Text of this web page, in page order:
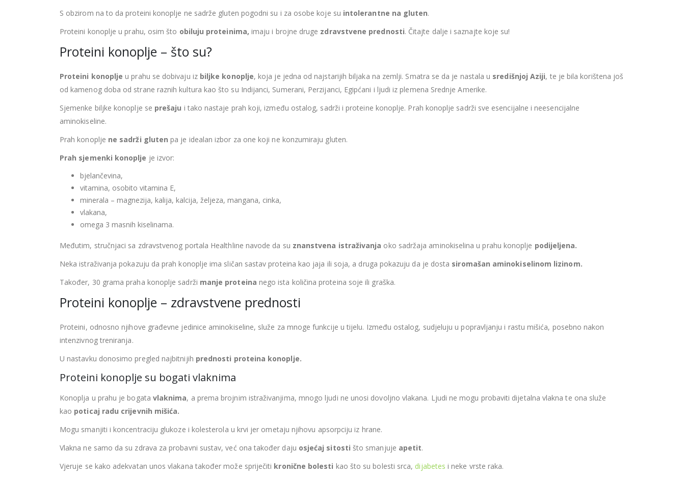
S obzirom na to da proteini konoplje ne sadrže gluten pogodni su i za osobe koje su intolerantne na gluten.
Proteini konoplje u prahu, osim što obiluju proteinima, imaju i brojne druge zdravstvene prednosti. Čitajte dalje i saznajte koje su!
Proteini konoplje – što su?
Proteini konoplje u prahu se dobivaju iz biljke konoplje, koja je jedna od najstarijih biljaka na zemlji. Smatra se da je nastala u središnjoj Aziji, te je bila korištena još
od kamenog doba od strane raznih kultura kao što su Indijanci, Sumerani, Perzijanci, Egipćani i ljudi iz plemena Srednje Amerike.
Sjemenke biljke konoplje se prešaju i tako nastaje prah koji, između ostalog, sadrži i proteine konoplje. Prah konoplje sadrži sve esencijalne i neesencijalne
aminokiseline.
Prah konoplje ne sadrži gluten pa je idealan izbor za one koji ne konzumiraju gluten.
Prah sjemenki konoplje je izvor:
bjelančevina,
vitamina, osobito vitamina E,
minerala – magnezija, kalija, kalcija, željeza, mangana, cinka,
vlakana,
omega 3 masnih kiselinama.
Međutim, stručnjaci sa zdravstvenog portala Healthline navode da su znanstvena istraživanja oko sadržaja aminokiselina u prahu konoplje podijeljena.
Neka istraživanja pokazuju da prah konoplje ima sličan sastav proteina kao jaja ili soja, a druga pokazuju da je dosta siromašan aminokiselinom lizinom.
Također, 30 grama praha konoplje sadrži manje proteina nego ista količina proteina soje ili graška.
Proteini konoplje – zdravstvene prednosti
Proteini, odnosno njihove građevne jedinice aminokiseline, služe za mnoge funkcije u tijelu. Između ostalog, sudjeluju u popravljanju i rastu mišića, posebno nakon
intenzivnog treniranja.
U nastavku donosimo pregled najbitnijih prednosti proteina konoplje.
Proteini konoplje su bogati vlaknima
Konoplja u prahu je bogata vlaknima, a prema brojnim istraživanjima, mnogo ljudi ne unosi dovoljno vlakana. Ljudi ne mogu probaviti dijetalna vlakna te ona služe
kao poticaj radu crijevnih mišića.
Mogu smanjiti i koncentraciju glukoze i kolesterola u krvi jer ometaju njihovu apsorpciju iz hrane.
Vlakna ne samo da su zdrava za probavni sustav, već ona također daju osjećaj sitosti što smanjuje apetit.
Vjeruje se kako adekvatan unos vlakana također može spriječiti kronične bolesti kao što su bolesti srca, dijabetes i neke vrste raka.